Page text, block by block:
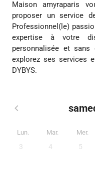
Maison amyraparis
proposer un service
Professionnel(le)
expertise à votre
personnalisée et sans
explorez ses services
DYBYS.
Lun.
3
Mar.
4
Mer.
5